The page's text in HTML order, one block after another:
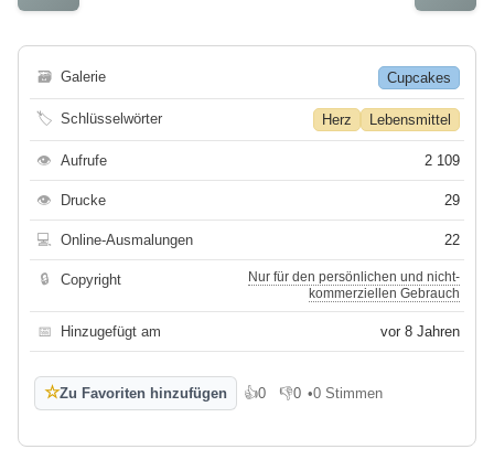
🗃 Galerie Cupcakes
🏷 Schlüsselwörter Herz Lebensmittel
👁 Aufrufe 2 109
👁 Drucke 29
💻 Online-Ausmalungen 22
🔒 Copyright
Nur für den persönlichen und nicht-
kommerziellen Gebrauch
📅 Hinzugefügt am vor 8 Jahren
☆Zu Favoriten hinzufügen 👍0
Gefällt mir
👎0
Gefällt mir nicht
•0 Stimmen